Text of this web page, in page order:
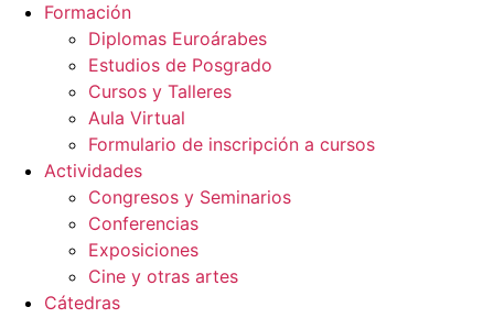
Formación
Diplomas Euroárabes
Estudios de Posgrado
Cursos y Talleres
Aula Virtual
Formulario de inscripción a cursos
Actividades
Congresos y Seminarios
Conferencias
Exposiciones
Cine y otras artes
Cátedras